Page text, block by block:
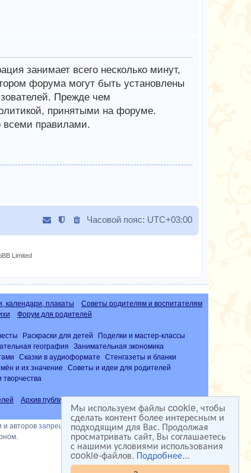
Мы используем файлы cookie, чтобы
сделать контент более интересным и
подходящим для Вас. Продолжая
просматривать сайт, Вы соглашаетесь
с нашими условиями использования
cookie-файлов. Подробнее...
занимает всего несколько минут,
форума могут быть установлены
Прежде чем
принятыми на форуме.
всеми правилами.
Часовой пояс: UTC+03:00
Limited
календари, плакаты
Советы родителям и воспитателям
Форум для родителей
Раскраски для детей
Поделки и мастер-классы
география
Занимательная экономика
Сказки в аудиоформате
Стенгазеты и бланки
и их значение
Советы и идеи для родителей
Архив публикаций
и авторов запрещена